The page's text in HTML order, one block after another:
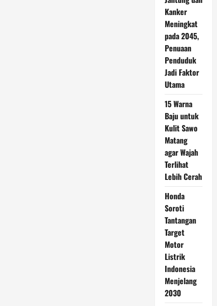
Kanker
Meningkat
pada 2045,
Penuaan
Penduduk
Jadi Faktor
Utama
15 Warna
Baju untuk
Kulit Sawo
Matang
agar Wajah
Terlihat
Lebih Cerah
Honda
Soroti
Tantangan
Target
Motor
Listrik
Indonesia
Menjelang
2030